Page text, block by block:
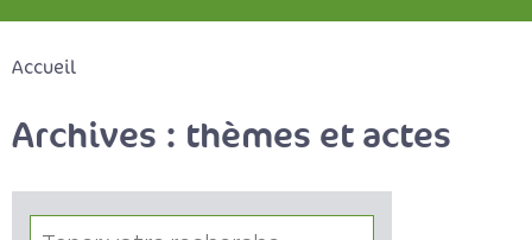
Accueil
Archives : thèmes et actes